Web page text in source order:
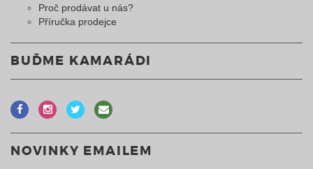
Proč prodávat u nás?
Příručka prodejce
BUĎME KAMARÁDI
NOVINKY EMAILEM